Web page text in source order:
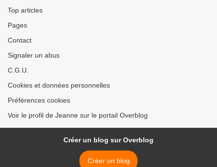
Top articles
Pages
Contact
Signaler un abus
C.G.U.
Cookies et données personnelles
Préférences cookies
Voir le profil de Jeanne sur le portail Overblog
Créer un blog sur Overblog
Créer un blog